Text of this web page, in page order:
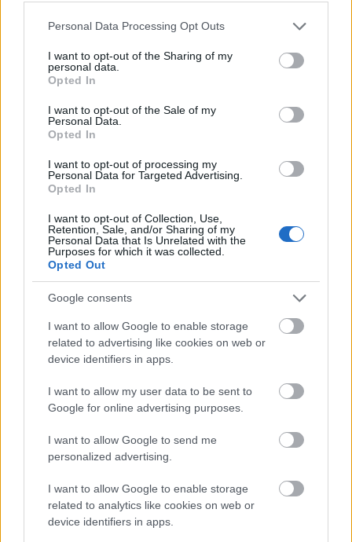
Please note that this website/app uses one or more Google
not limited to your visit or usage behaviour. You may click to
grant or deny consent to Google and its third-party tags to
use your data for below specified purposes in below Google
consent section.
Personal Data Processing Opt Outs
I want to opt-out of the Sharing of my
personal data.
Opted In
I want to opt-out of the Sale of my
Personal Data.
Opted In
I want to opt-out of processing my
Personal Data for Targeted Advertising.
Opted In
I want to opt-out of Collection, Use,
Retention, Sale, and/or Sharing of my
Personal Data that Is Unrelated with the
Purposes for which it was collected.
Opted Out
Google consents
I want to allow Google to enable storage
related to advertising like cookies on web or
device identifiers in apps.
I want to allow my user data to be sent to
Google for online advertising purposes.
I want to allow Google to send me
personalized advertising.
I want to allow Google to enable storage
related to analytics like cookies on web or
device identifiers in apps.
Felelős szülőnek tartod magad?
környezetterhelést!
Bizonyítanod magadnak (és gyermekednek) kell,
erejéig, sokat segíthetsz nekem és még sok-sok
szülőnek. Megteszed? Hátha máskor neked lesz
szükséged egy hasonló mondatra!
9+1 tény, amit nem gondolnál az